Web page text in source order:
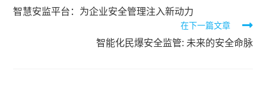
智慧安监平台：为企业安全管理注入新动力
在下一篇文章
智能化民爆安全监管: 未来的安全命脉